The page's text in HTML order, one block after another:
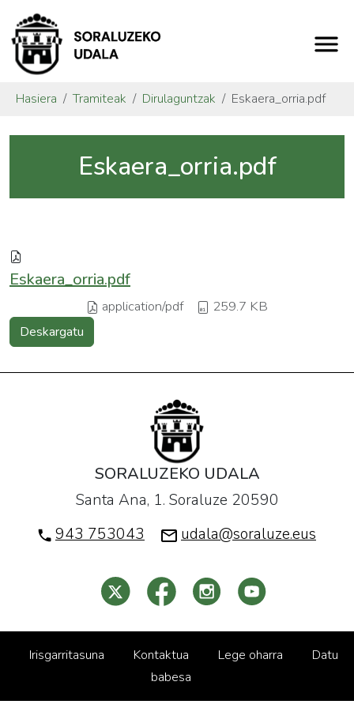
Hasiera Tramiteak Dirulaguntzak Eskaera_orria.pdf
Eskaera_orria.pdf
Eskaera_orria.pdf
application/pdf 259.7 KB
Deskargatu
SORALUZEKO UDALA
Santa Ana, 1. Soraluze 20590
943 753043
udala@soraluze.eus
Irisgarritasuna Kontaktua Lege oharra
Datu
babesa